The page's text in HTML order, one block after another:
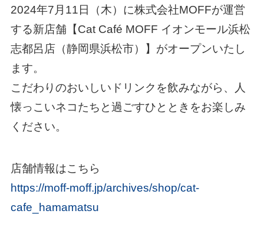
2024年7月11日（木）に株式会社MOFFが運営
する新店舗【Cat Café MOFF イオンモール浜松
志都呂店（静岡県浜松市）】がオープンいたし
ます。
こだわりのおいしいドリンクを飲みながら、人
懐っこいネコたちと過ごすひとときをお楽しみ
ください。
店舗情報はこちら
https://moff-moff.jp/archives/shop/cat-
cafe_hamamatsu